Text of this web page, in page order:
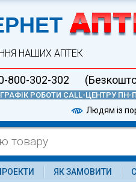
НАШИХ АПТЕК
800-302-302
ГРАФІК РОБОТИ CALL-ЦЕНТРУ ПН-
Людям із
ЯК ЗАМОВИТИ